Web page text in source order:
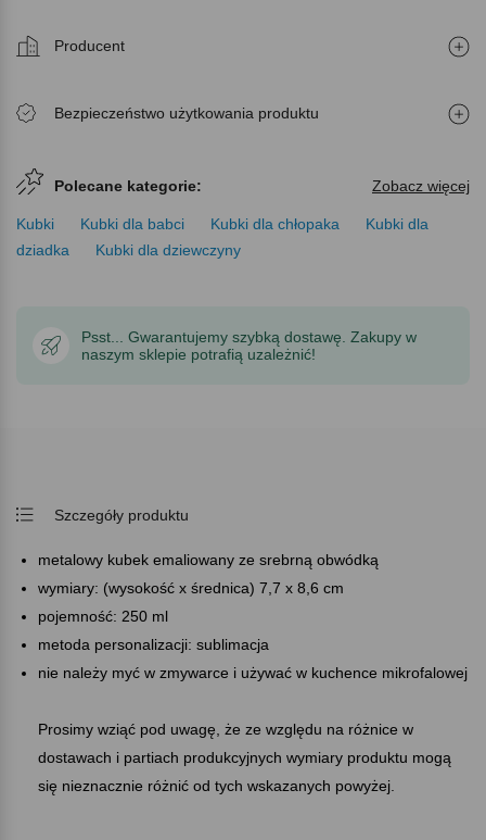
Producent
Bezpieczeństwo użytkowania produktu
Polecane kategorie: Zobacz więcej
Kubki Kubki dla babci Kubki dla chłopaka
Kubki dla
dziadka
Kubki dla dziewczyny
Psst... Gwarantujemy szybką dostawę. Zakupy w
naszym sklepie potrafią uzależnić!
Szczegóły produktu
metalowy kubek emaliowany ze srebrną obwódką
wymiary: (wysokość x średnica) 7,7 x 8,6 cm
pojemność: 250 ml
metoda personalizacji: sublimacja
nie należy myć w zmywarce i używać w kuchence mikrofalowej
Prosimy wziąć pod uwagę, że ze względu na różnice w
dostawach i partiach produkcyjnych wymiary produktu mogą
się nieznacznie różnić od tych wskazanych powyżej.